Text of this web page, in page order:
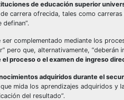
de educación superior
carrera ofrecida, tales como
complementado mediante los
que, alternativamente, “deberán
proceso o el examen de ingreso
adquiridos durante el
que mida los aprendizajes adquiridos y
del resultado”.